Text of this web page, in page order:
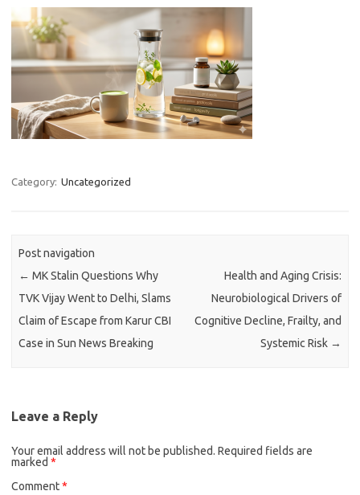
Category: Uncategorized
Post navigation
← MK Stalin Questions Why
TVK Vijay Went to Delhi, Slams
Claim of Escape from Karur CBI
Case in Sun News Breaking
Health and Aging Crisis:
Neurobiological Drivers of
Cognitive Decline, Frailty, and
Systemic Risk →
Leave a Reply
Your email address will not be published. Required fields are
marked *
Comment*